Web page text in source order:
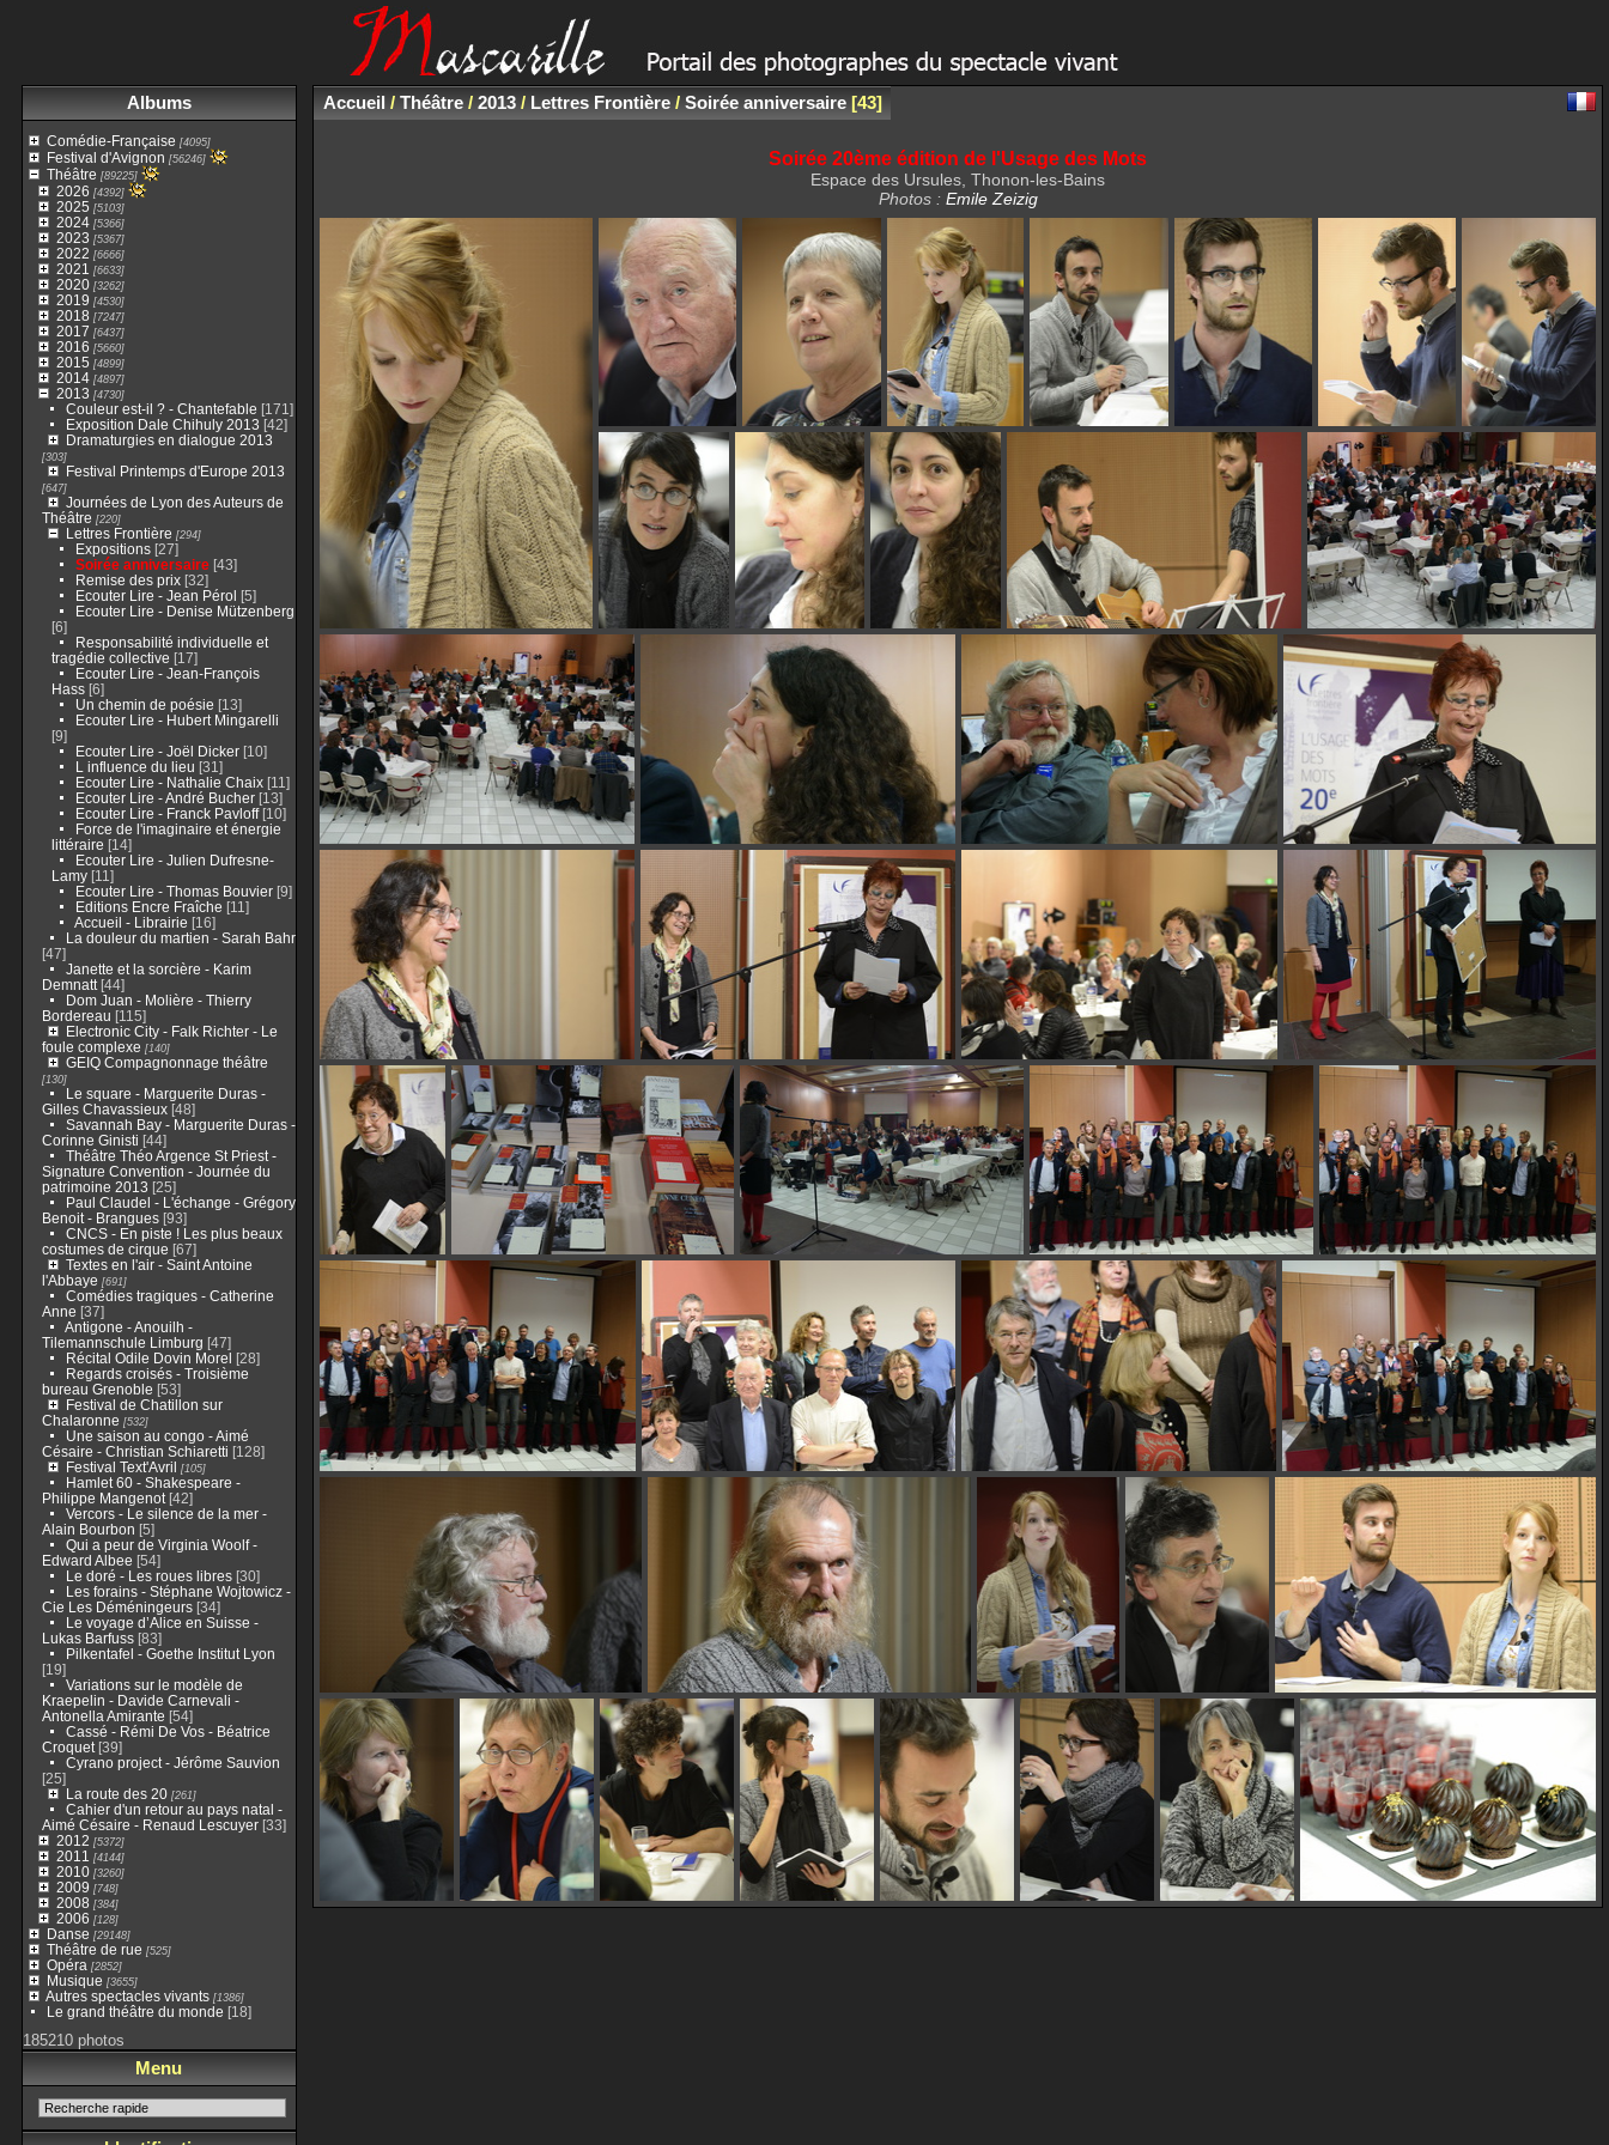
Albums
Comédie-Française [4095]
Festival d'Avignon [56246]
Théâtre [89225]
2026 [4392]
2025 [5103]
2024[5366]
2023 [5367]
2022 [6666]
2021 [6633]
2020[3262]
2019 [4530]
2018 [7247]
2017 [6437]
2016 [5660]
2015 [4899]
2014[4897]
2013 [4730]
Couleur est-il ? - Chantefable [171]
Exposition Dale Chihuly 2013 [42]
Dramaturgies en dialogue 2013
[303]
Festival Printemps d'Europe 2013
[647]
Journées de Lyon des Auteurs de
Théâtre [220]
Lettres Frontière [294]
Expositions[27]
Soirée anniversaire[43]
Remise des prix[32]
Ecouter Lire - Jean Pérol [5]
Ecouter Lire - Denise Mützenberg
[6]
Responsabilité individuelle et
tragédie collective [17]
Ecouter Lire - Jean-François
Hass[6]
Un chemin de poésie [13]
Ecouter Lire - Hubert Mingarelli
[9]
Ecouter Lire - Joël Dicker[10]
L influence du lieu [31]
Ecouter Lire - Nathalie Chaix[11]
Ecouter Lire - André Bucher[13]
Ecouter Lire - Franck Pavloff[10]
Force de l'imaginaire et énergie
littéraire [14]
Ecouter Lire - Julien Dufresne-
Lamy[11]
Ecouter Lire - Thomas Bouvier[9]
Editions Encre Fraîche [11]
Accueil - Librairie [16]
La douleur du martien - Sarah Bahr
[47]
Janette et la sorcière - Karim
Demnatt [44]
Dom Juan - Molière - Thierry
Bordereau [115]
Electronic City - Falk Richter - Le
foule complexe [140]
GEIQ Compagnonnage théâtre
[130]
Le square - Marguerite Duras -
Gilles Chavassieux[48]
Savannah Bay - Marguerite Duras -
Corinne Ginisti [44]
Théâtre Théo Argence St Priest -
Signature Convention - Journée du
patrimoine 2013 [25]
Paul Claudel - L'échange - Grégory
Benoit - Brangues[93]
CNCS - En piste ! Les plus beaux
costumes de cirque [67]
Textes en l'air - Saint Antoine
l'Abbaye [691]
Comédies tragiques - Catherine
Anne [37]
Antigone - Anouilh -
Tilemannschule Limburg [47]
Récital Odile Dovin Morel [28]
Regards croisés - Troisième
bureau Grenoble [53]
Festival de Chatillon sur
Chalaronne [532]
Une saison au congo - Aimé
Césaire - Christian Schiaretti [128]
Festival Text'Avril [105]
Hamlet 60 - Shakespeare -
Philippe Mangenot[42]
Vercors - Le silence de la mer -
Alain Bourbon [5]
Qui a peur de Virginia Woolf -
Edward Albee [54]
Le doré - Les roues libres[30]
Les forains - Stéphane Wojtowicz -
Cie Les Déméningeurs[34]
Le voyage d’Alice en Suisse -
Lukas Barfuss[83]
Pilkentafel - Goethe Institut Lyon
[19]
Variations sur le modèle de
Kraepelin - Davide Carnevali -
Antonella Amirante [54]
Cassé - Rémi De Vos - Béatrice
Croquet[39]
Cyrano project - Jérôme Sauvion
[25]
La route des 20[261]
Cahier d'un retour au pays natal -
Aimé Césaire - Renaud Lescuyer[33]
2012 [5372]
2011 [4144]
2010[3260]
2009 [748]
2008 [384]
2006 [128]
Danse [29148]
Théâtre de rue [525]
Opéra [2852]
Musique [3655]
Autres spectacles vivants[1386]
Le grand théâtre du monde [18]
185210 photos
Menu
Accueil/ Théâtre/ 2013/ Lettres Frontière/ Soirée anniversaire 43
Soirée 20ème édition de l'Usage des Mots
Espace des Ursules, Thonon-les-Bains
Photos : Emile Zeizig